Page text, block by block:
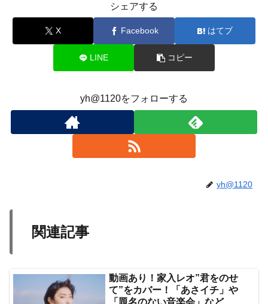
シェアする
X Facebook はてブ
LINE コピー
yh@1120をフォローする
yh@1120
関連記事
動画あり！家入レオ”君をのせ
て”をカバー！「あさイチ」や